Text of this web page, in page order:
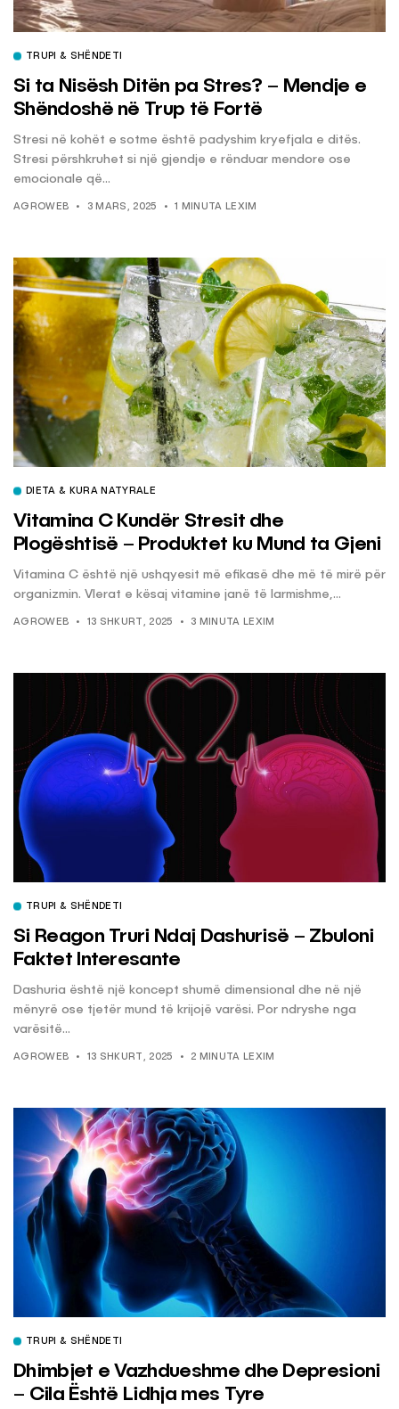
TRUPI & SHËNDETI
Si ta Nisësh Ditën pa Stres? – Mendje e
Shëndoshë në Trup të Fortë
Stresi në kohët e sotme është padyshim kryefjala e ditës.
Stresi përshkruhet si një gjendje e rënduar mendore ose
emocionale që...
AGROWEB 3 MARS, 2025 1 MINUTA LEXIM
DIETA & KURA NATYRALE
Vitamina C Kundër Stresit dhe
Plogështisë – Produktet ku Mund ta Gjeni
Vitamina C është një ushqyesit më efikasë dhe më të mirë për
organizmin. Vlerat e kësaj vitamine janë të larmishme,...
AGROWEB 13 SHKURT, 2025 3 MINUTA LEXIM
TRUPI & SHËNDETI
Si Reagon Truri Ndaj Dashurisë – Zbuloni
Faktet Interesante
Dashuria është një koncept shumë dimensional dhe në një
mënyrë ose tjetër mund të krijojë varësi. Por ndryshe nga
varësitë...
AGROWEB 13 SHKURT, 2025 2 MINUTA LEXIM
TRUPI & SHËNDETI
Dhimbjet e Vazhdueshme dhe Depresioni
– Cila Është Lidhja mes Tyre